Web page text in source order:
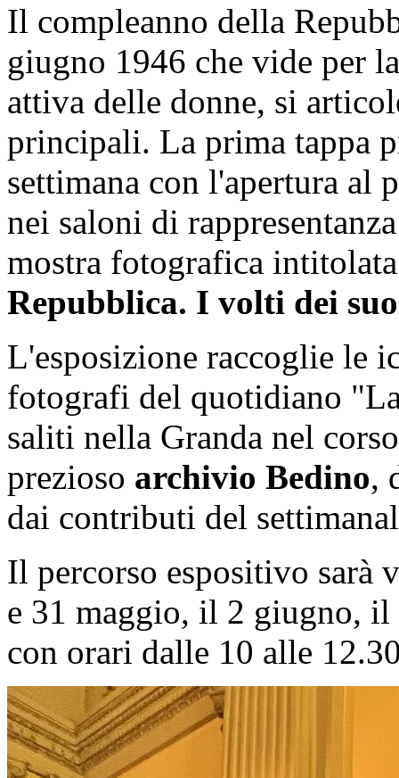
Il compleanno della
giugno 1946 che vide per
attiva delle donne, si
principali. La prima tappa
settimana con l'apertura al
nei saloni di
mostra fotografica
Repubblica. I volti dei
L'esposizione raccoglie le
fotografi del quotidiano
saliti nella Granda nel
prezioso archivio Bedino,
dai contributi del
Il percorso espositivo sarà
e 31 maggio, il 2 giugno,
con orari dalle 10 alle